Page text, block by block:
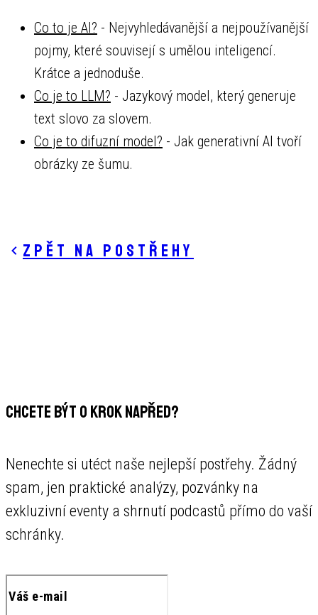
Co to je AI? - Nejvyhledávanější a nejpoužívanější
pojmy, které souvisejí s umělou inteligencí.
Krátce a jednoduše.
Co je to LLM? - Jazykový model, který generuje
text slovo za slovem.
Co je to difuzní model? - Jak generativní AI tvoří
obrázky ze šumu.
Zpět na postřehy
CHCETE BÝT O KROK NAPŘED?
Nenechte si utéct naše nejlepší postřehy. Žádný
spam, jen praktické analýzy, pozvánky na
exkluzivní eventy a shrnutí podcastů přímo do vaší
schránky.